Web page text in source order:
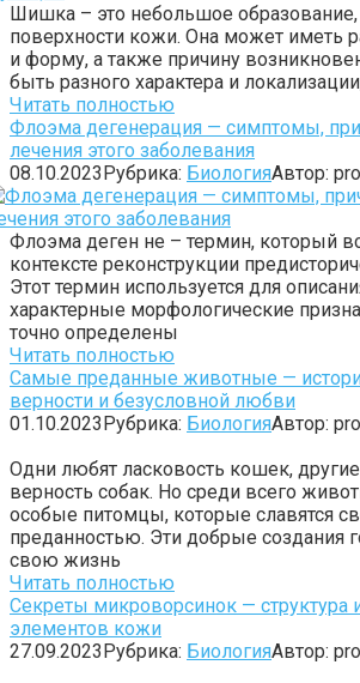
Шишка – это небольшое
поверхности кожи. Она может иметь
и форму, а также причину
быть разного характера и
Читать полностью
Флоэма дегенерация — симптомы,
лечения этого заболевания
08.10.2023Рубрика: БиологияАвтор:
Флоэма деген не – термин, который
контексте реконструкции
Этот термин используется для
характерные морфологические
точно определены
Читать полностью
Самые преданные животные —
верности и безусловной любви
01.10.2023Рубрика: БиологияАвтор:
Одни любят ласковость кошек,
верность собак. Но среди всего
особые питомцы, которые славятся
преданностью. Эти добрые создания
свою жизнь
Читать полностью
Секреты микроворсинок —
элементов кожи
27.09.2023Рубрика: БиологияАвтор: